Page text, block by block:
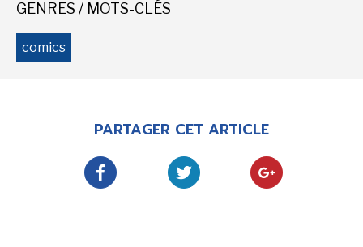
GENRES / MOTS-CLÉS
comics
PARTAGER CET ARTICLE